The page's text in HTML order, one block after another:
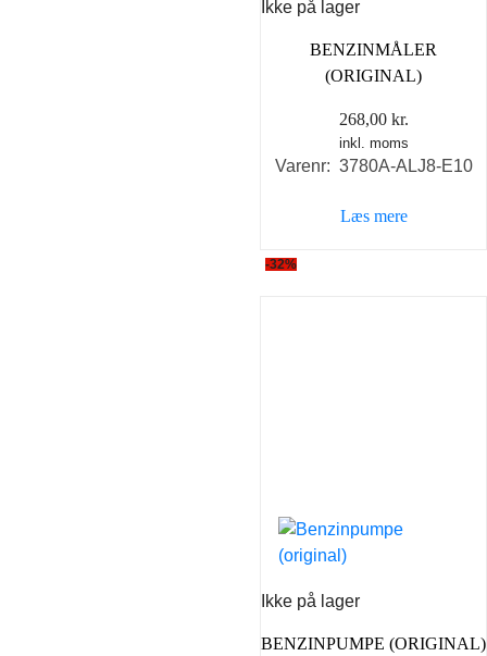
Ikke på lager
BENZINMÅLER
(ORIGINAL)
268,00 kr.
inkl. moms
Varenr: 3780A-ALJ8-E10
Læs mere
-32%
Ikke på lager
BENZINPUMPE (ORIGINAL)